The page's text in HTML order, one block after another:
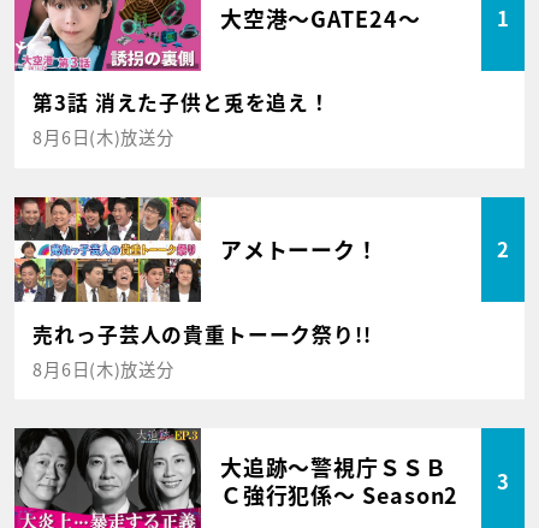
大空港～GATE24～ 1
第3話 消えた子供と兎を追え！
8月6日(木)放送分
アメトーーク！ 2
売れっ子芸人の貴重トーーク祭り!!
8月6日(木)放送分
大追跡～警視庁ＳＳＢ
Ｃ強行犯係～ Season2
3